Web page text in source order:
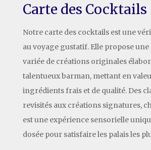
Carte des Cocktails
Notre carte des cocktails est une
au voyage gustatif. Elle propose
variée de créations originales
talentueux barman, mettant en
ingrédients frais et de qualité. Des
revisités aux créations signatures,
est une expérience sensorielle
dosée pour satisfaire les palais les